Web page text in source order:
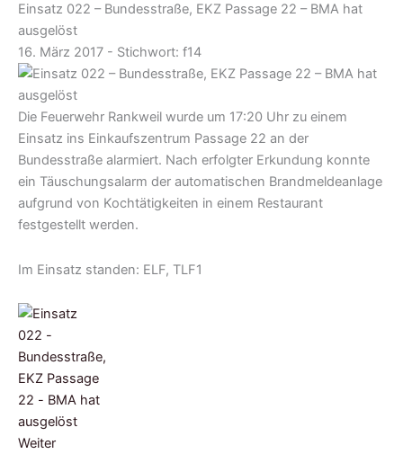
Einsatz 022 – Bundesstraße, EKZ Passage 22 – BMA hat
ausgelöst
16. März 2017 - Stichwort: f14
Die Feuerwehr Rankweil wurde um 17:20 Uhr zu einem
Einsatz ins Einkaufszentrum Passage 22 an der
Bundesstraße alarmiert. Nach erfolgter Erkundung konnte
ein Täuschungsalarm der automatischen Brandmeldeanlage
aufgrund von Kochtätigkeiten in einem Restaurant
festgestellt werden.
Im Einsatz standen: ELF, TLF1
Weiter